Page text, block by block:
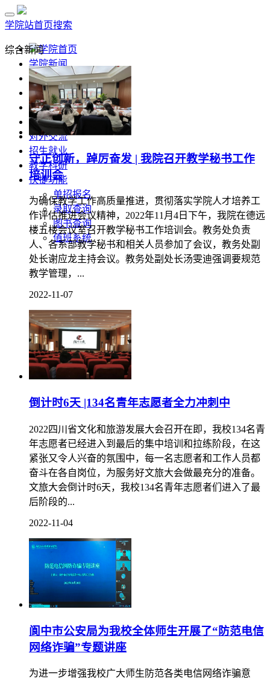
学院站首页搜索
学院首页
学院新闻
部门风采
通知公告
招标公示
媒体关注
对外交流
招生就业
教学科研
快捷功能
单招报名
录取查询
图书查询
值班系统
综合新闻
守正创新，踔厉奋发 | 我院召开教学秘书工作
培训会
为确保教学工作高质量推进，贯彻落实学院人才培养工
作评估推进会议精神，2022年11月4日下午，我院在德远
楼五楼会议室召开教学秘书工作培训会。教务处负责
人、各系部教学秘书和相关人员参加了会议，教务处副
处长谢应龙主持会议。教务处副处长汤雯迪强调要规范
教学管理，...
2022-11-07
倒计时6天 |134名青年志愿者全力冲刺中
2022四川省文化和旅游发展大会召开在即，我校134名青
年志愿者已经进入到最后的集中培训和拉练阶段，在这
紧张又令人兴奋的氛围中，每一名志愿者和工作人员都
奋斗在各自岗位，为服务好文旅大会做最充分的准备。
文旅大会倒计时6天，我校134名青年志愿者们进入了最
后阶段的...
2022-11-04
阆中市公安局为我校全体师生开展了“防范电信
网络诈骗”专题讲座
为进一步增强我校广大师生防范各类电信网络诈骗意